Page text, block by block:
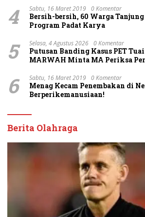
4 Sabtu, 16 Maret 2019 0 Komentar
Bersih-bersih, 60 Warga
Program Padat Karya
5 Selasa, 4 Agustus 2026 0 Komentar
Putusan Banding Kasus PET
MARWAH Minta MA Periksa
6 Sabtu, 16 Maret 2019 0 Komentar
Menag Kecam Penembakan di
Berperikemanusiaan!
Berita Olahraga